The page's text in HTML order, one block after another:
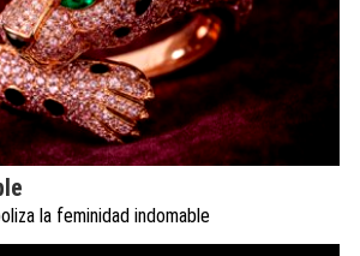
la feminidad indomable